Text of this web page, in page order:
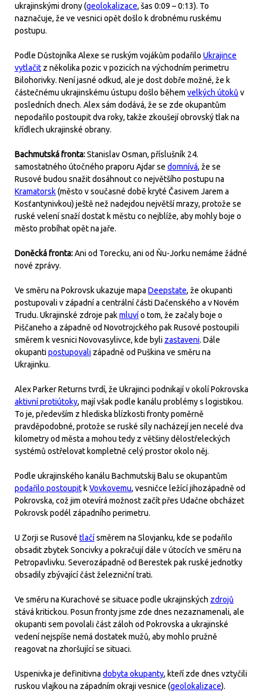
ukrajinskými drony (geolokalizace, šas 0:09 – 0:13). To
naznačuje, že ve vesnici opět došlo k drobnému ruskému
postupu.
Podle Důstojníka Alexe se ruským vojákům podařilo Ukrajince
vytlačit z několika pozic v pozicích na východním perimetru
Bilohorivky. Není jasné odkud, ale je dost dobře možné, že k
částečnému ukrajinskému ústupu došlo během velkých útoků v
posledních dnech. Alex sám dodává, že se zde okupantům
nepodařilo postoupit dva roky, takže zkoušejí obrovský tlak na
křídlech ukrajinské obrany.
Bachmutská fronta:Stanislav Osman, příslušník 24.
samostatného útočného praporu Ajdar se domnívá, že se
Rusové budou snažit dosáhnout co největšího postupu na
Kramatorsk(město v současné době kryté Časivem Jarem a
Kosťantynivkou) ještě než nadejdou největší mrazy, protože se
ruské velení snaží dostat k městu co nejblíže, aby mohly boje o
město probíhat opět na jaře.
Doněcká fronta:Ani od Torecku, ani od Ňu-Jorku nemáme žádné
nové zprávy.
Ve směru na Pokrovsk ukazuje mapa Deepstate, že okupanti
postupovali v západní a centrální části Dačenského a v Novém
Trudu. Ukrajinské zdroje pakmluvío tom, že začaly boje o
Piščaneho a západně od Novotrojckého pak Rusové postoupili
směrem k vesnici Novovasylivce, kde byli zastaveni. Dále
okupantipostupovali západně od Puškina ve směru na
Ukrajinku.
Alex Parker Returns tvrdí, že Ukrajinci podnikají v okolí Pokrovska
aktivní protiútoky, mají však podle kanálu problémy s logistikou.
To je, především z hlediska blízkosti fronty poměrně
pravděpodobné, protože se ruské síly nacházejí jen necelé dva
kilometry od města a mohou tedy z většiny dělostřeleckých
systémů ostřelovat kompletně celý prostor okolo něj.
Podle ukrajinského kanálu Bachmutskij Balu se okupantům
podařilo postoupit kVovkovemu, vesničce ležící jihozápadně od
Pokrovska, což jim otevírá možnost začít přes Udačne obcházet
Pokrovsk podél západního perimetru.
U Zorji se Rusové tlačísměrem na Slovjanku, kde se podařilo
obsadit zbytek Soncivky a pokračují dále v útocích ve směru na
Petropavlivku. Severozápadně od Berestek pak ruské jednotky
obsadily zbývající část železniční trati.
Ve směru na Kurachové se situace podle ukrajinských zdrojů
stává kritickou. Posun fronty jsme zde dnes nezaznamenali, ale
okupanti sem povolali část záloh od Pokrovska a ukrajinské
vedení nejspíše nemá dostatek mužů, aby mohlo pružně
reagovat na zhoršující se situaci.
Uspenivka je definitivna dobyta okupanty, kteří zde dnes vztyčili
ruskou vlajkou na západním okraji vesnice (geolokalizace).